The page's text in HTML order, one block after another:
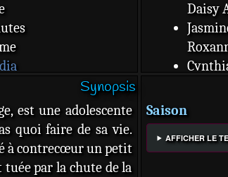
Daisy
Synopsis
est une adolescente
quoi faire de sa vie.
à contrecœur un petit
tuée par la chute de la
Saison
AFFICHER LE